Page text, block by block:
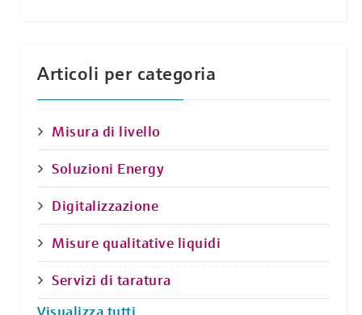
Articoli per categoria
Misura di livello
Soluzioni Energy
Digitalizzazione
Misure qualitative liquidi
Servizi di taratura
Visualizza tutti